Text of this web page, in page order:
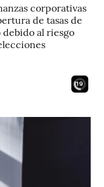
corporativas
de tasas de
al riesgo
17